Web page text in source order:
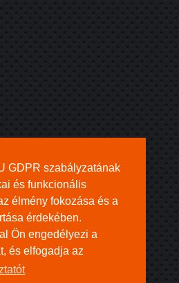
GDPR szabályzatának
és funkcionális
élmény fokozása és a
érdekében.
Ön engedélyezi a
és elfogadja az